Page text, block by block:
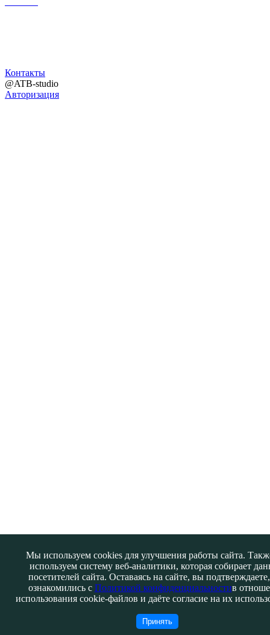
Контакты
@ATB-studio
Авторизация
Мы используем cookies для улучшения работы сайта.
используем систему веб-аналитики, которая собирает
посетителей сайта. Оставаясь на сайте, вы
ознакомились с Политикой конфиденциальностив
использования cookie-файлов и даёте согласие на их
Принять